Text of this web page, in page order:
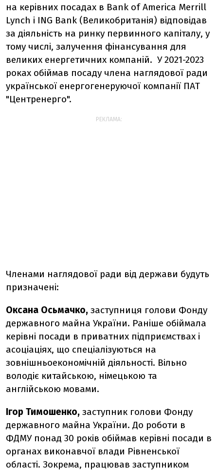
на керівних посадах в Bank of America Merrill
Lynch і ING Bank (Великобританія) відповідав
за діяльність на ринку первинного капіталу, у
тому числі, залучення фінансування для
великих енергетичних компаній. У 2021-2023
роках обіймав посаду члена наглядової ради
української енергогенеруючої компанії ПАТ
"Центренерго".
РЕКЛАМА:
Членами наглядової ради від держави будуть
призначені:
Оксана Осьмачко, заступниця голови Фонду
державного майна України. Раніше обіймала
керівні посади в приватних підприємствах і
асоціаціях, що спеціалізуються на
зовнішньоекономічній діяльності. Вільно
володіє китайською, німецькою та
англійською мовами.
Ігор Тимошенко, заступник голови Фонду
державного майна України. До роботи в
ФДМУ понад 30 років обіймав керівні посади в
органах виконавчої влади Рівненської
області. Зокрема, працював заступником